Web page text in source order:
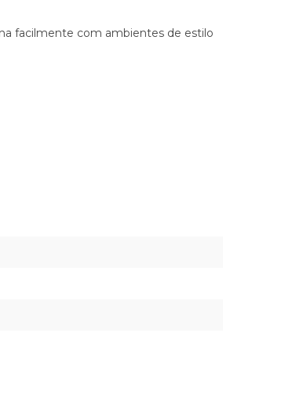
facilmente com ambientes de estilo